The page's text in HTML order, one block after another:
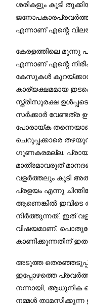
ശരികളും കൂടി
എന്നാണ് എന്റെ
കേരളത്തിലെ മൂന്നു
എന്നാണ് എന്റെ
കേസുകൾ
കാര്യക്ഷമമായ
സ്ത്രീസുരക്ഷ
സർക്കാർ
പോരായ്ക
ചെറുപ്പക്കാരെ
ഗുണകരമല്ല.
മാത്രമാവരുത്
വളർത്തലും കൂടി
പ്രളയം എന്നു
ആണെങ്കിൽ
നിർത്തുന്നത്. ഇത്
വിഷയമാണ്.
കാണിക്കുന്നതിന്
അടുത്ത
ഇപ്പോഴത്തെ
നന്നായി, ആധുനിക
നമ്മൾ താമസിക്കുന്ന